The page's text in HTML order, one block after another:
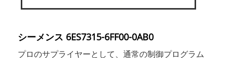
シーメンス 6ES7315-6FF00-0AB0
プロのサプライヤーとして、通常の制御プログラム